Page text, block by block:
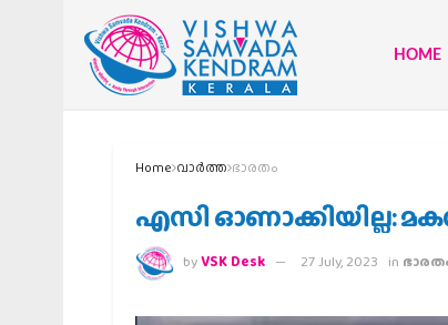
HOME
Home വാര്‍ത്ത ഭാരതം
എസി ഓണാക്കിയില്ല:
byVSK Desk 27 July, 2023 in